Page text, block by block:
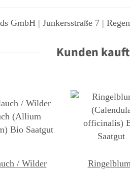
GmbH | Junkersstraße 7 |
Kunden
/ Wilder